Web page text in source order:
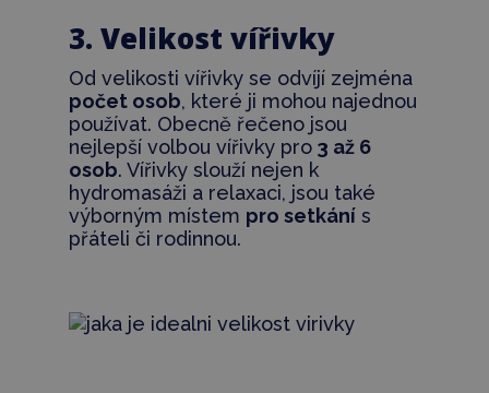
3. Velikost vířivky
Od velikosti vířivky se odvíjí zejména
počet osob, které ji mohou najednou
používat. Obecně řečeno jsou
nejlepší volbou vířivky pro3 až 6
osob. Vířivky slouží nejen k
hydromasáži a relaxaci, jsou také
výborným místem pro setkánís
přáteli či rodinnou.